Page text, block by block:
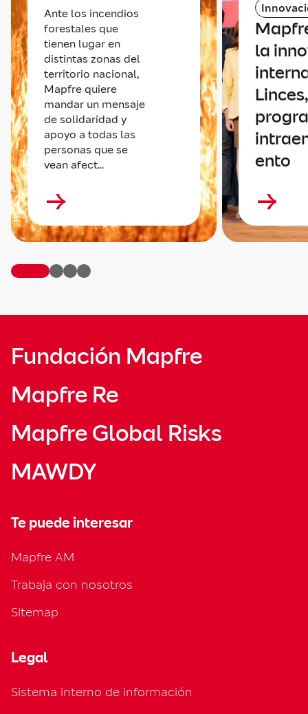
Ante los incendios
forestales que
tienen lugar en
distintas zonas del
territorio nacional,
Mapfre quiere
mandar un mensaje
de solidaridad y
apoyo a todas las
personas que se
vean afect...
la
ento
Fundación Mapfre
Mapfre Re
Mapfre Global Risks
MAWDY
Te puede interesar
Mapfre AM
Trabaja con nosotros
Sitemap
Legal
Sistema interno de información